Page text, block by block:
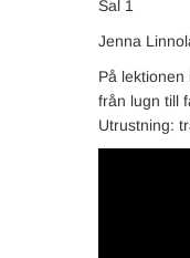
På
från lugn till
Utrustning:
Sal 1
Jenna